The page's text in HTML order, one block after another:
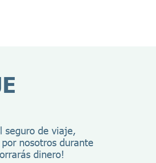
seguro de viaje,
nosotros durante
dinero!